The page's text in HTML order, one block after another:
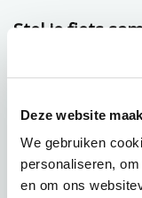
Deze website
We gebruiken
personaliseren,
en om ons
Stel je fiets
Framemaat
Lening op